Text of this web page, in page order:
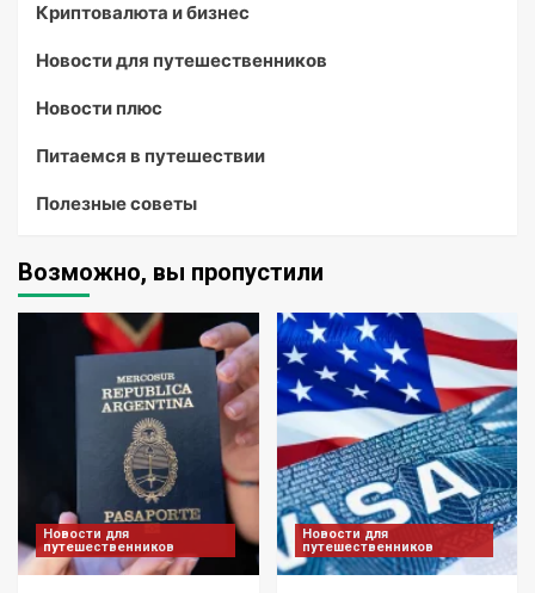
Криптовалюта и бизнес
Новости для путешественников
Новости плюс
Питаемся в путешествии
Полезные советы
Возможно, вы пропустили
Новости для
путешественников
Новости для
путешественников